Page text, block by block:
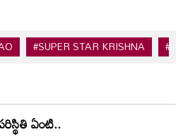
#SUPER STAR KRISHNA
ఏంటి..